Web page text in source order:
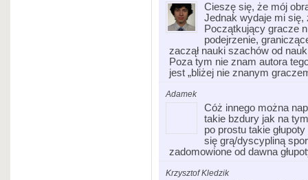
Cieszę się, że mój
Jednak wydaje mi się,
Początkujący gracze
podejrzenie,
zaczął nauki szachów od
Poza tym nie znam autora
jest „bliżej nie znanym
Adamek
Cóż innego można
takie bzdury jak na
po prostu takie
się grą/dyscypliną
zadomowione od dawna
Krzysztof Kledzik